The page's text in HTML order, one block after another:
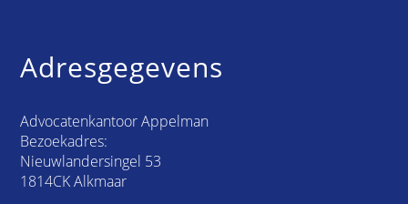
Adresgegevens
Advocatenkantoor Appelman
Bezoekadres:
Nieuwlandersingel 53
1814CK Alkmaar